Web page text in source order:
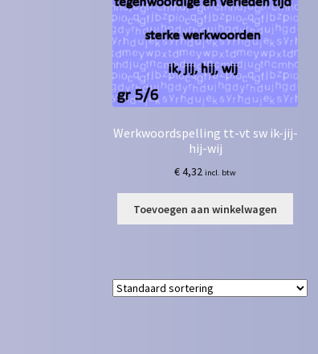
Werkwoordspelling tt-vt sw ik-jij-
hij-wij
€4,32 incl. btw
Toevoegen aan winkelwagen